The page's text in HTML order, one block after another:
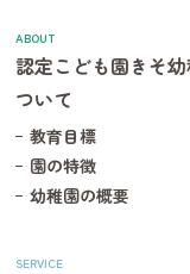
チキンカレー
もやしとハムのサラダ
ゼリー(グレープフルー
です。
今日の給食
7/6(月)本日の給
ABOUT
認定こども園きそ
ついて
教育目標
園の特徴
幼稚園の概要
SERVICE